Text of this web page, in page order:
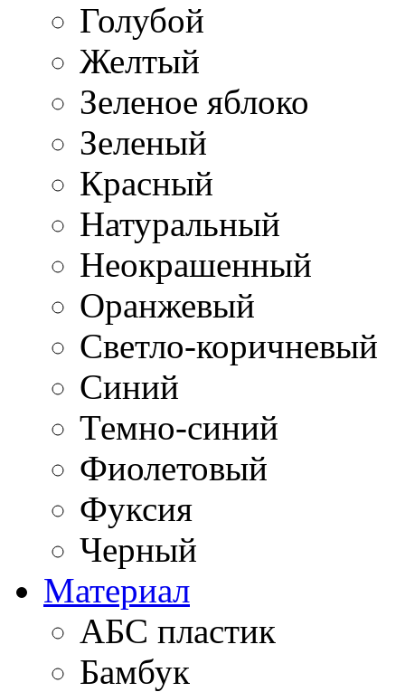
Голубой
Желтый
Зеленое яблоко
Зеленый
Красный
Натуральный
Неокрашенный
Оранжевый
Светло-коричневый
Синий
Темно-синий
Фиолетовый
Фуксия
Черный
Материал
АБС пластик
Бамбук